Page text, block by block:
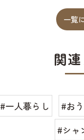
一覧
関
#一人暮らし #お
#シャ